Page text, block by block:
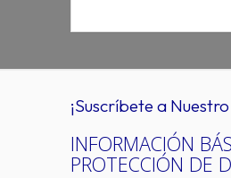
¡Suscríbete a
INFORMACIÓN
PROTECCIÓN DE